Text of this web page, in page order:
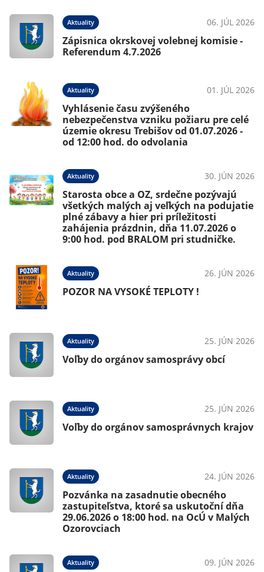
Aktuality 06. JÚL 2026
Zápisnica okrskovej volebnej komisie -
Referendum 4.7.2026
Aktuality 01. JÚL 2026
Vyhlásenie času zvýšeného
nebezpečenstva vzniku požiaru pre celé
územie okresu Trebišov od 01.07.2026 -
od 12:00 hod. do odvolania
Aktuality 30. JÚN 2026
Starosta obce a OZ, srdečne pozývajú
všetkých malých aj veľkých na podujatie
plné zábavy a hier pri príležitosti
zahájenia prázdnin, dňa 11.07.2026 o
9:00 hod. pod BRALOM pri studničke.
Aktuality 26. JÚN 2026
POZOR NA VYSOKÉ TEPLOTY !
Aktuality 25. JÚN 2026
Voľby do orgánov samosprávy obcí
Aktuality 25. JÚN 2026
Voľby do orgánov samosprávnych krajov
Aktuality 24. JÚN 2026
Pozvánka na zasadnutie obecného
zastupiteľstva, ktoré sa uskutoční dňa
29.06.2026 o 18:00 hod. na OcÚ v Malých
Ozorovciach
Aktuality 09. JÚN 2026